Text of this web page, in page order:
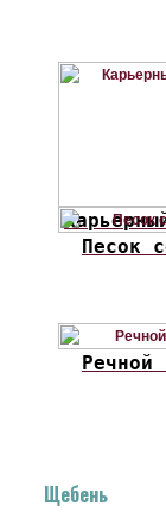
Песок
Речной
Щебень